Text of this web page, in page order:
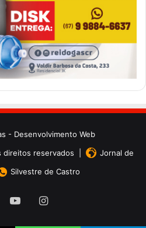
- Desenvolvimento Web
direitos reservados |
Jornal de
Silvestre de Castro
YouTubeInstagram